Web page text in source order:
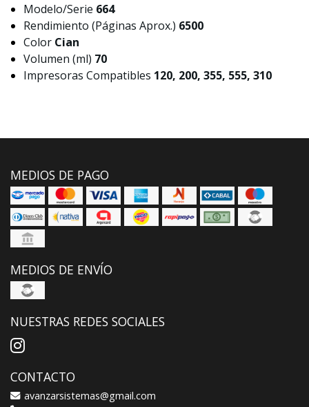
Modelo/Serie 664
Rendimiento (Páginas Aprox.) 6500
Color Cian
Volumen (ml) 70
Impresoras Compatibles 120, 200, 355, 555, 310
MEDIOS DE PAGO
MEDIOS DE ENVÍO
NUESTRAS REDES SOCIALES
CONTACTO
avanzarsistemas@gmail.com